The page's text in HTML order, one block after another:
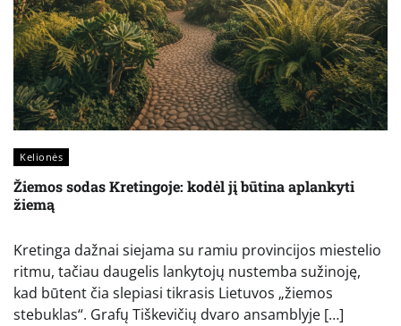
Kelionės
Žiemos sodas Kretingoje: kodėl jį būtina aplankyti
žiemą
Kretinga dažnai siejama su ramiu provincijos miestelio
ritmu, tačiau daugelis lankytojų nustemba sužinoję,
kad būtent čia slepiasi tikrasis Lietuvos „žiemos
stebuklas“. Grafų Tiškevičių dvaro ansamblyje […]